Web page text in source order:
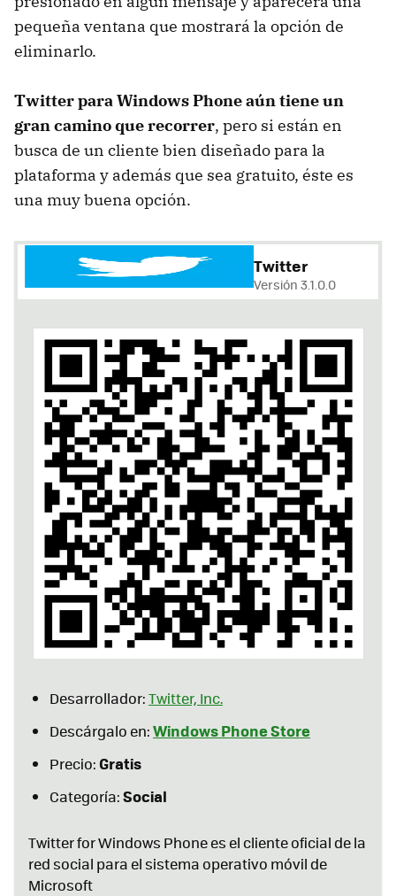
pequeña ventana que mostrará la opción de
eliminarlo.
Twitter para Windows Phone aún tiene un
gran camino que recorrer, pero si están en
busca de un cliente bien diseñado para la
plataforma y además que sea gratuito, éste es
una muy buena opción.
Twitter
Versión 3.1.0.0
Desarrollador:Twitter, Inc.
Descárgalo en:Windows Phone Store
Precio:Gratis
Categoría:Social
Twitter for Windows Phone es el cliente oficial de la
red social para el sistema operativo móvil de
Microsoft